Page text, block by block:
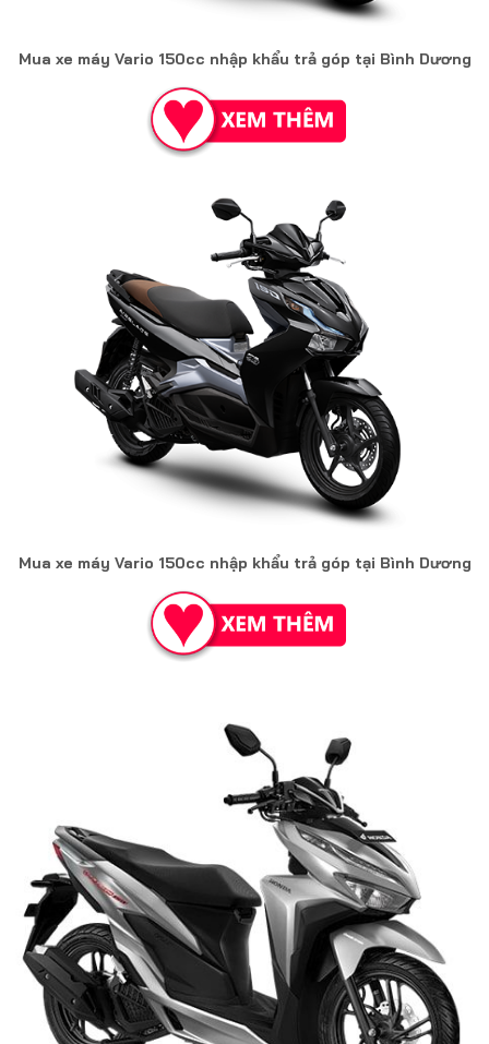
Mua xe máy Vario 150cc nhập khẩu trả góp tại Bình Dương
Mua xe máy Vario 150cc nhập khẩu trả góp tại Bình Dương